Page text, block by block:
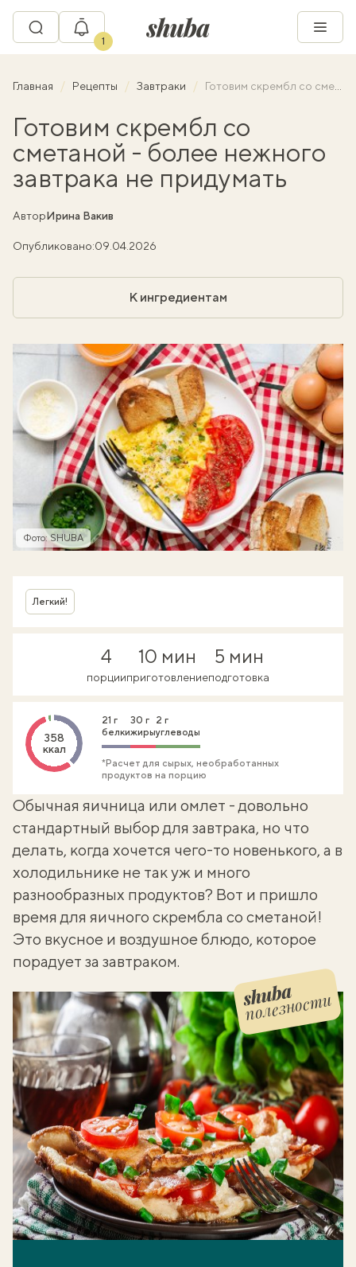
1
Главная Рецепты Завтраки Готовим скрембл со сметаной - более нежного завтрака не придумать
Готовим скрембл со
сметаной - более нежного
завтрака не придумать
АвторИрина Вакив
Опубликовано:09.04.2026
К ингредиентам
Фото: SHUBA
Легкий!
4
порции
10 мин
приготовление
5 мин
подготовка
358
ккал
21 г
белки
30 г
жиры
2 г
углеводы
*Расчет для сырых, необработанных
продуктов на порцию
Обычная яичница или омлет - довольно
стандартный выбор для завтрака, но что
делать, когда хочется чего-то новенького, а в
холодильнике не так уж и много
разнообразных продуктов? Вот и пришло
время для яичного скрембла со сметаной!
Это вкусное и воздушное блюдо, которое
порадует за завтраком.
полезности
Шуба полезности